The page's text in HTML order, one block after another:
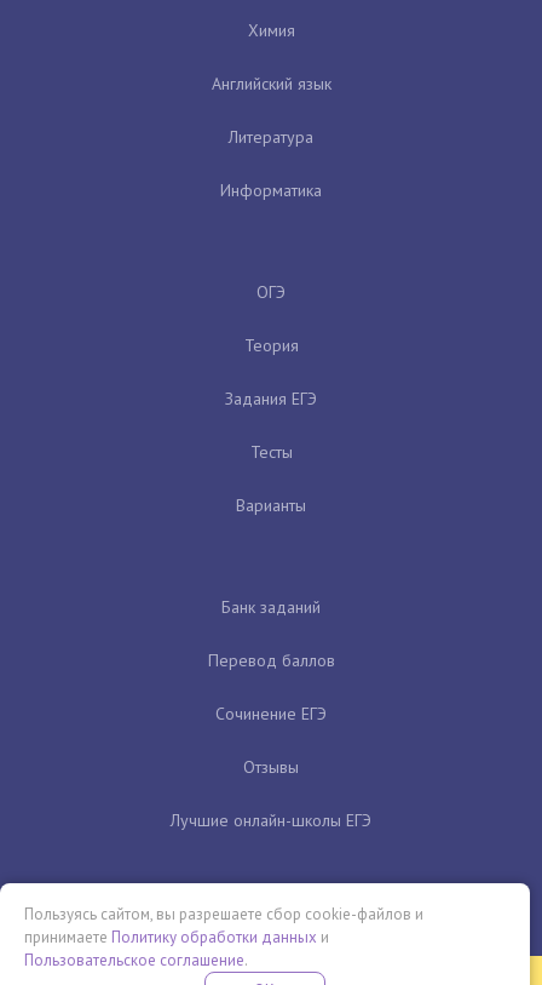
Химия
Английский язык
Литература
Информатика
ОГЭ
Теория
Задания ЕГЭ
Тесты
Варианты
Банк заданий
Перевод баллов
Сочинение ЕГЭ
Отзывы
Лучшие онлайн-школы ЕГЭ
Пользуясь сайтом, вы разрешаете сбор cookie-файлов и
принимаете Политику обработки данных и
Пользовательское соглашение.